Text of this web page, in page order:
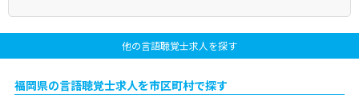
他の言語聴覚士求人を探す
福岡県の言語聴覚士求人を市区町村で探す